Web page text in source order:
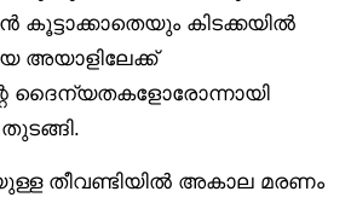
കിടക്കയിൽ
അയാളിലേക്ക്
ദൈന്യതകളോരോന്നായി
തീവണ്ടിയിൽ അകാല മരണം